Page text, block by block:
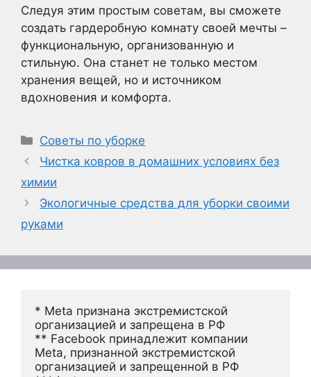
Следуя этим простым советам, вы сможете
создать гардеробную комнату своей мечты –
функциональную, организованную и
стильную. Она станет не только местом
хранения вещей, но и источником
вдохновения и комфорта.
Рубрики
Советы по уборке
Чистка ковров в домашних условиях без
химии
Экологичные средства для уборки своими
руками
* Meta признана экстремистской
организацией и запрещена в РФ
** Facebook принадлежит компании
Meta, признанной экстремистской
организацией и запрещенной в РФ